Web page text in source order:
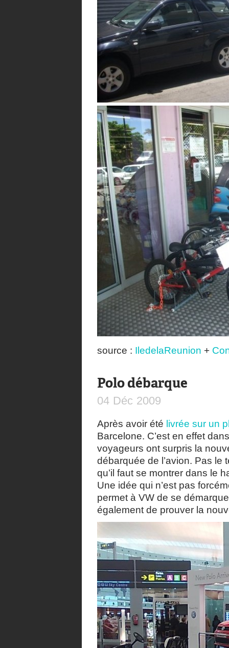
source : IledelaReunion +
Polo débarque
04 Déc 2009
Après avoir été livrée sur un
Barcelone. C’est en effet
voyageurs ont surpris la
débarquée de l’avion. Pas le
qu’il faut se montrer dans le
Une idée qui n’est pas
permet à VW de se
également de prouver la